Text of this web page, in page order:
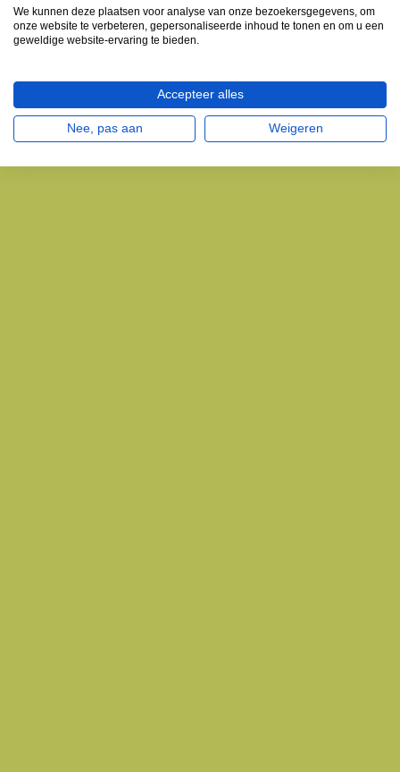
We kunnen deze plaatsen voor analyse van onze bezoekersgegevens, om
onze website te verbeteren, gepersonaliseerde inhoud te tonen en om u een
geweldige website-ervaring te bieden.
Accepteer alles
Nee, pas aan Weigeren